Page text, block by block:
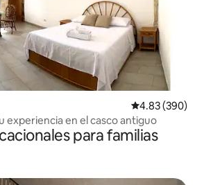
Calificación
4.83 (390)
experiencia en el casco antiguo
para familias